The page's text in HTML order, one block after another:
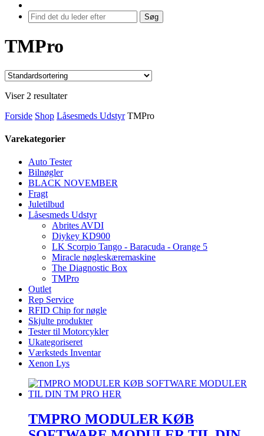
Søg
TMPro
Viser 2 resultater
Forside Shop Låsesmeds Udstyr TMPro
Varekategorier
Auto Tester
Bilnøgler
BLACK NOVEMBER
Fragt
Juletilbud
Låsesmeds Udstyr
Abrites AVDI
Diykey KD900
LK Scorpio Tango - Baracuda - Orange 5
Miracle nøgleskæremaskine
The Diagnostic Box
TMPro
Outlet
Rep Service
RFID Chip for nøgle
Skjulte produkter
Tester til Motorcykler
Ukategoriseret
Værksteds Inventar
Xenon Lys
TMPRO MODULER KØB